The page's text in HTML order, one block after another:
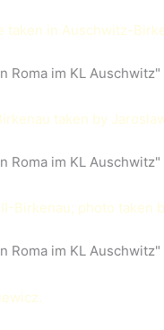
Roma im KL Auschwitz"
Roma im KL Auschwitz"
Roma im KL Auschwitz"